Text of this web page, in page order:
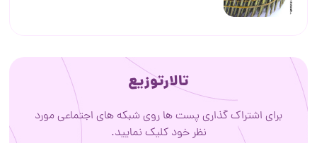
تالارتوزیع
برای اشتراک گذاری پست ها روی شبکه های اجتماعی مورد
نظر خود کلیک نمایید.